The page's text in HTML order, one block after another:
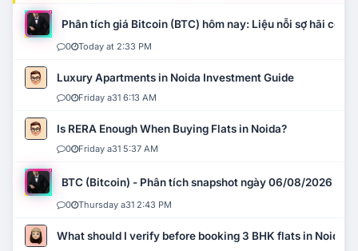
Phân tích giá Bitcoin (BTC) hôm nay: Liệu nỗi sợ hãi có
0 Today at 2:33 PM
Luxury Apartments in Noida Investment Guide
0 Friday a31 6:13 AM
Is RERA Enough When Buying Flats in Noida?
0 Friday a31 5:37 AM
BTC (Bitcoin) - Phân tích snapshot ngày 06/08/2026
0 Thursday a31 2:43 PM
What should I verify before booking 3 BHK flats in Noida?